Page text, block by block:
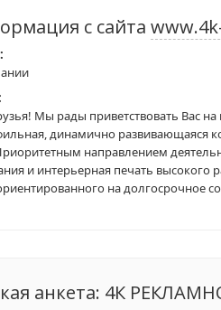
с сайта
Мы рады приветствовать Вас
динамично развивающаяся
направлением
и интерьерная печать
на долгосрочное
анкета: 4К